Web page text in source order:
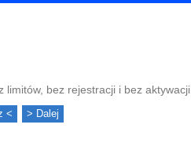
limitów, bez rejestracji i bez aktywacji
< > Dalej